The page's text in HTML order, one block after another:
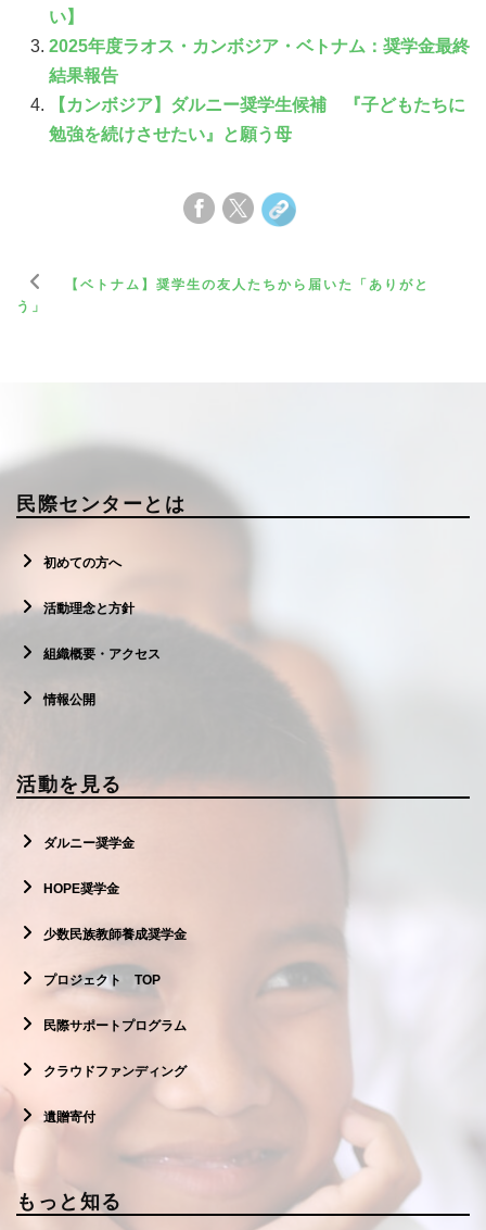
い】
2025年度ラオス・カンボジア・ベトナム：奨学金最終
結果報告
【カンボジア】ダルニー奨学生候補 『子どもたちに
勉強を続けさせたい』と願う母
【ベトナム】奨学生の友人たちから届いた「ありがと
う」
民際センターとは
初めての方へ
活動理念と方針
組織概要・アクセス
情報公開
活動を見る
ダルニー奨学金
HOPE奨学金
少数民族教師養成奨学金
プロジェクト TOP
民際サポートプログラム
クラウドファンディング
遺贈寄付
もっと知る